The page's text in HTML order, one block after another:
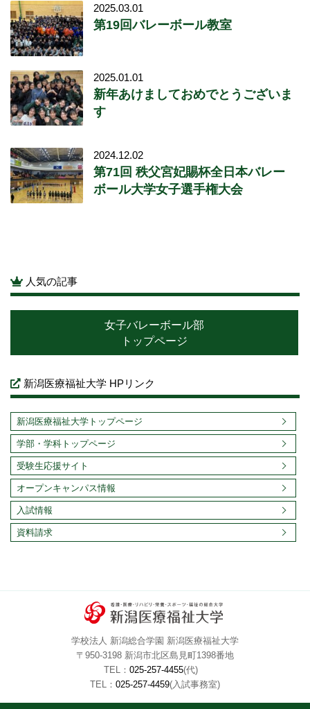
2025.03.01
第19回バレーボール教室
2025.01.01
新年あけましておめでとうございま
す
2024.12.02
第71回 秩父宮妃賜杯全日本バレー
ボール大学女子選手権大会
人気の記事
女子バレーボール部
トップページ
新潟医療福祉大学 HPリンク
新潟医療福祉大学トップページ
学部・学科トップページ
受験生応援サイト
オープンキャンパス情報
入試情報
資料請求
学校法人 新潟総合学園 新潟医療福祉大学
〒950-3198 新潟市北区島見町1398番地
TEL： 025-257-4455(代)
TEL： 025-257-4459(入試事務室)